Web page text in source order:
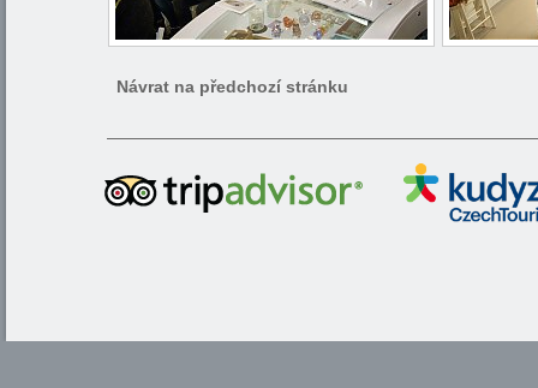
Návrat na předchozí stránku